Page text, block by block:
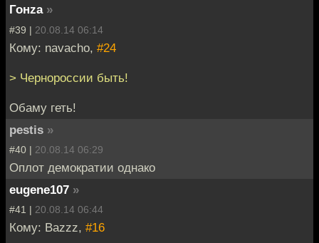
Гонzа »
#39 | 20.08.14 06:14
Кому: navacho, #24
> Чернороссии быть!
Обаму геть!
pestis »
#40 | 20.08.14 06:29
Оплот демократии однако
eugene107 »
#41 | 20.08.14 06:44
Кому: Bazzz, #16